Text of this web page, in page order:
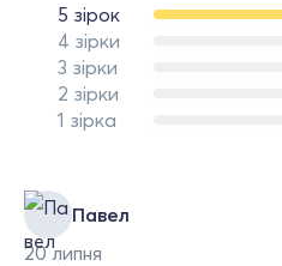
5 зірок
4 зірки
3 зірки
2 зірки
1 зірка
Павел
20 липня